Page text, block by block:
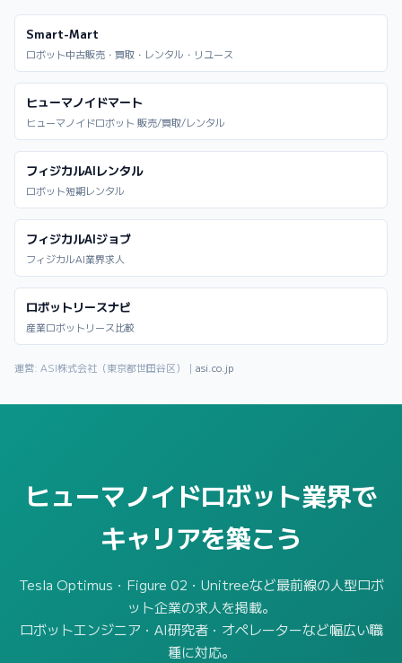
Smart-Mart
ロボット中古販売・買取・レンタル・リユース
ヒューマノイドマート
ヒューマノイドロボット 販売/買取/レンタル
フィジカルAIレンタル
ロボット短期レンタル
フィジカルAIジョブ
フィジカルAI業界求人
ロボットリースナビ
産業ロボットリース比較
運営: ASI株式会社（東京都世田谷区）｜ asi.co.jp
ヒューマノイドロボット業界で
キャリアを築こう
Tesla Optimus・Figure 02・Unitreeなど最前線の人型ロボ
ット企業の求人を掲載。
ロボットエンジニア・AI研究者・オペレーターなど幅広い職
種に対応。